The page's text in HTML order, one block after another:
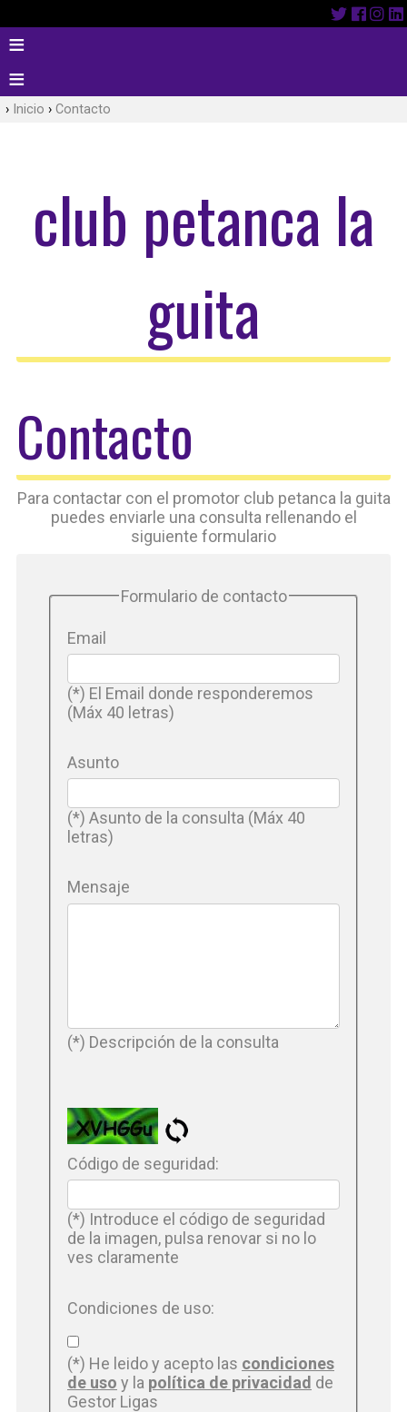
Inicio Contacto
club petanca la
guita
Contacto
Para contactar con el promotor club petanca la guita
puedes enviarle una consulta rellenando el
siguiente formulario
Formulario de contacto
Email
(*) El Email donde responderemos
(Máx 40 letras)
Asunto
(*) Asunto de la consulta (Máx 40
letras)
Mensaje
(*) Descripción de la consulta
Código de seguridad:
(*) Introduce el código de seguridad
de la imagen, pulsa renovar si no lo
ves claramente
Condiciones de uso:
(*) He leido y acepto las condiciones
de uso y la política de privacidad de
Gestor Ligas